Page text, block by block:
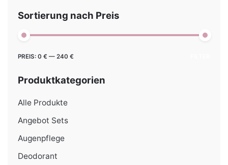
Sortierung nach Preis
Min.
Max.
PREIS: 0 € — 240 €
Produktkategorien
Alle Produkte
Angebot Sets
Augenpflege
Deodorant